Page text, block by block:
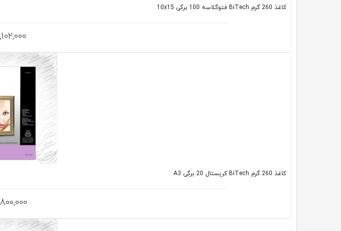
کاغذ 260 گرم BiTech فتوگلاسه 100 برگی 10x15
کاغذ 260 گرم BiTech کریستال 20 برگی A3